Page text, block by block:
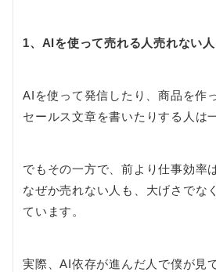
1、AIを使って売れる人売れない人
AIを使って発信したり、商品を作
セールス文章を書いたりする人は
でもその一方で、前より仕事効率
なぜか売れない人も、大げさでな
ています。
実際、AI依存が進んだ人で僕が見